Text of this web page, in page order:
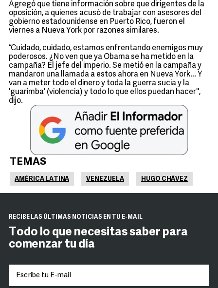
Agregó que tiene información sobre que dirigentes de la
oposición, a quienes acusó de trabajar con asesores del
gobierno estadounidense en Puerto Rico, fueron el
viernes a Nueva York por razones similares.
“Cuidado, cuidado, estamos enfrentando enemigos muy
poderosos. ¿No ven que ya Obama se ha metido en la
campaña? El jefe del imperio. Se metió en la campaña y
mandaron una llamada a estos ahora en Nueva York... Y
van a meter todo el dinero y toda la guerra sucia y la
'guarimba' (violencia) y todo lo que ellos puedan hacer'',
dijo.
TEMAS
AMÉRICA LATINA VENEZUELA HUGO CHÁVEZ
RECIBE LAS ÚLTIMAS NOTICIAS EN TU E-MAIL
Todo lo que necesitas saber para
comenzar tu día